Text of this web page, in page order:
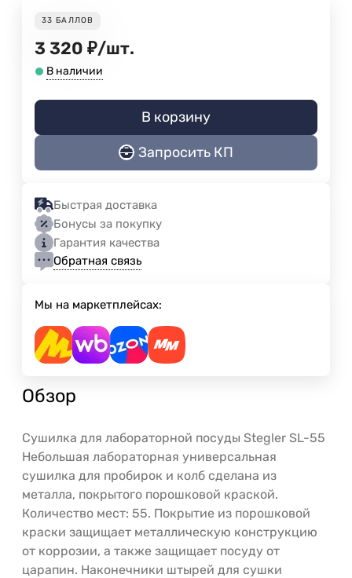
33 БАЛЛОВ
3 320 ₽/шт.
В наличии
В корзину
Запросить КП
Быстрая доставка
Бонусы за покупку
Гарантия качества
Обратная связь
Мы на маркетплейсах:
Обзор
Сушилка для лабораторной посуды Stegler SL-55
Небольшая лабораторная универсальная
сушилка для пробирок и колб сделана из
металла, покрытого порошковой краской.
Количество мест: 55. Покрытие из порошковой
краски защищает металлическую конструкцию
от коррозии, а также защищает посуду от
царапин. Наконечники штырей для сушки